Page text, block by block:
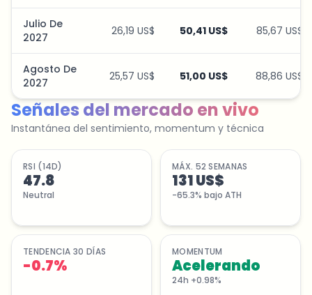
Julio De
2027
26,19 US$ 50,41 US$ 85,67 US$
Agosto De
2027
25,57 US$ 51,00 US$ 88,86 US$
Señales del mercado en vivo
Instantánea del sentimiento, momentum y técnica
RSI (14D)
47.8
Neutral
MÁX. 52 SEMANAS
131 US$
-65.3% bajo ATH
TENDENCIA 30 DÍAS
-0.7%
MOMENTUM
Acelerando
24h +0.98%